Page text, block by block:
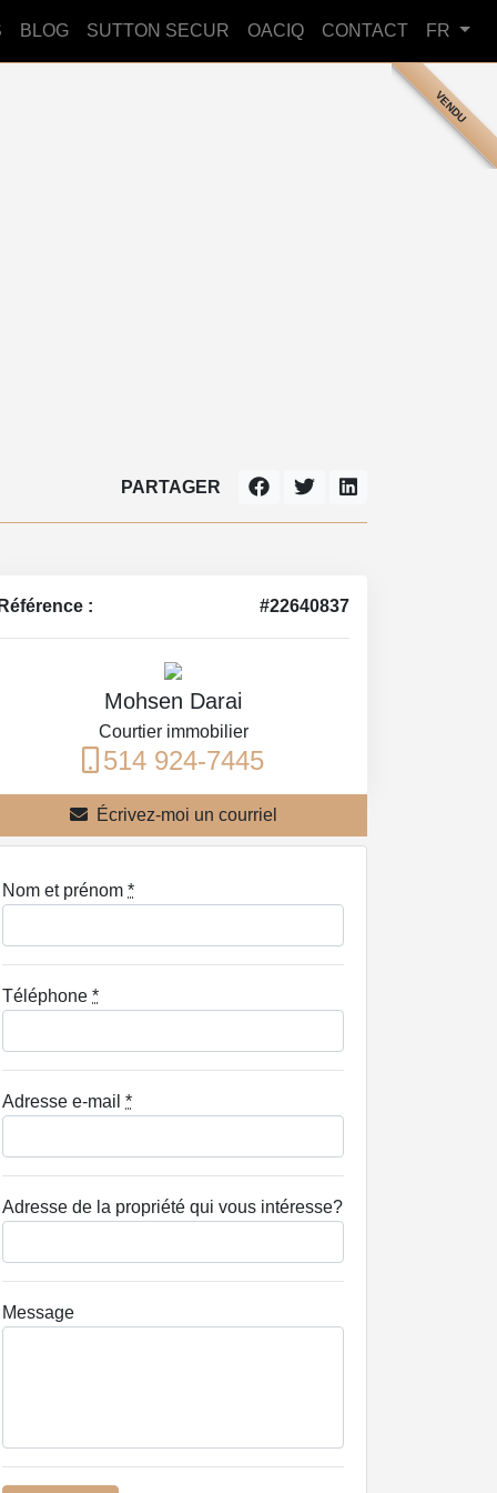
BLOG SUTTON SECUR OACIQ CONTACT FR
VENDU
PARTAGER
Référence : #22640837
Mohsen Darai
Courtier immobilier
514 924-7445
Écrivez-moi un courriel
Nom et prénom *
Téléphone *
Adresse e-mail *
Adresse de la propriété qui vous intéresse?
Message